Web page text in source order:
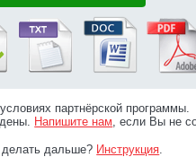
партнёрской программы.
Напишите нам, если Вы не
делать дальше? Инструкция.